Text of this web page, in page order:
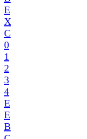
E
X
C
0
1
2
3
4
E
E
B